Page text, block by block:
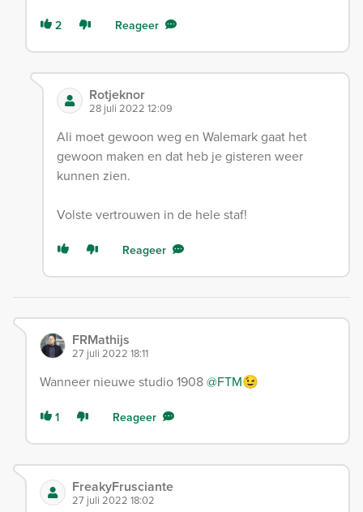
2 Reageer
Rotjeknor
28 juli 2022 12:09
Ali moet gewoon weg en Walemark gaat het
gewoon maken en dat heb je gisteren weer
kunnen zien.
Volste vertrouwen in de hele staf!
Reageer
FRMathijs
27 juli 2022 18:11
Wanneer nieuwe studio 1908@FTM😉
1 Reageer
FreakyFrusciante
27 juli 2022 18:02